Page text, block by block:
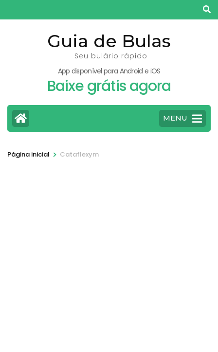
para
Guia de Bulas
Seu bulário rápido
App disponível para Android e iOS
Baixe grátis agora
MENU
Página inicial > Cataflexym